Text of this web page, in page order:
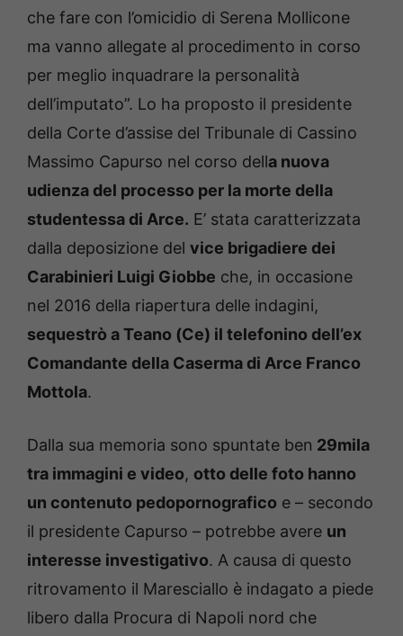
che fare con l’omicidio di Serena Mollicone
ma vanno allegate al procedimento in corso
per meglio inquadrare la personalità
dell’imputato”. Lo ha proposto il presidente
della Corte d’assise del Tribunale di Cassino
Massimo Capurso nel corso della nuova
udienza del processo per la morte della
studentessa di Arce. E’ stata caratterizzata
dalla deposizione del vice brigadiere dei
Carabinieri Luigi Giobbe che, in occasione
nel 2016 della riapertura delle indagini,
sequestrò a Teano (Ce) il telefonino dell’ex
Comandante della Caserma di Arce Franco
Mottola.
Dalla sua memoria sono spuntate ben 29mila
tra immagini e video, otto delle foto hanno
un contenuto pedopornografico e – secondo
il presidente Capurso – potrebbe avere un
interesse investigativo. A causa di questo
ritrovamento il Maresciallo è indagato a piede
libero dalla Procura di Napoli nord che